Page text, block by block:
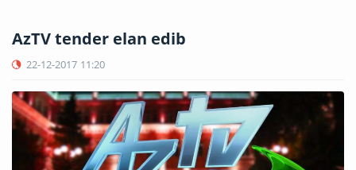
AzTV tender elan edib
22-12-2017 11:20